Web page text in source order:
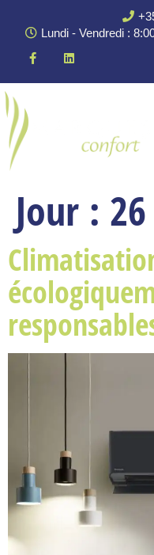
Lundi - Vendredi :
Jour :